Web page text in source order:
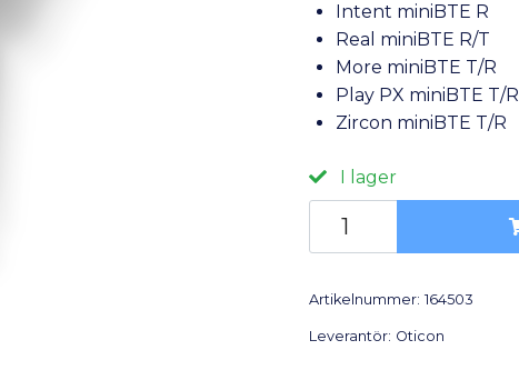
Intent miniBTE R
Real miniBTE R/T
More miniBTE T/R
Play PX miniBTE T/R
Zircon miniBTE T/R
I lager
Artikelnummer: 164503
Leverantör: Oticon